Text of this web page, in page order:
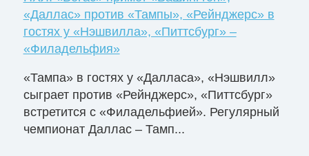
«Даллас» против «Тампы», «Рейнджерс» в
гостях у «Нэшвилла», «Питтсбург» –
«Филадельфия»
«Тампа» в гостях у «Далласа», «Нэшвилл»
сыграет против «Рейнджерс», «Питтсбург»
встретится с «Филадельфией». Регулярный
чемпионат Даллас – Тамп...